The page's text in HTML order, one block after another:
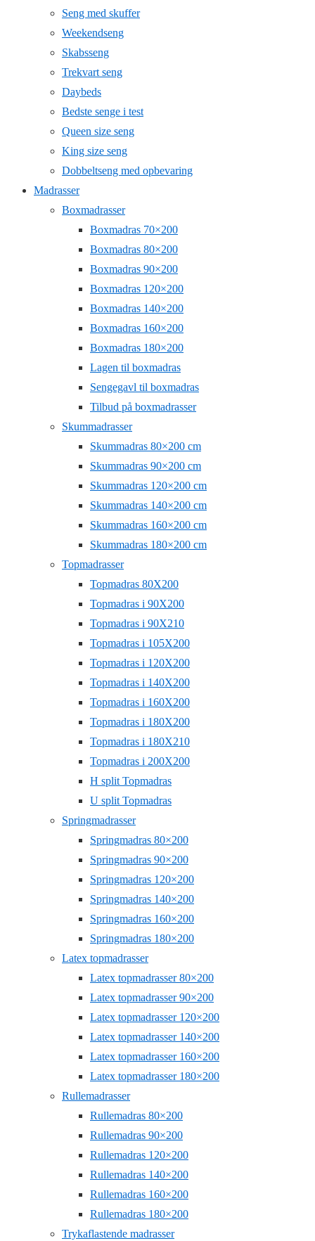
Seng med skuffer
Weekendseng
Skabsseng
Trekvart seng
Daybeds
Bedste senge i test
Queen size seng
King size seng
Dobbeltseng med opbevaring
Madrasser
Boxmadrasser
Boxmadras 70×200
Boxmadras 80×200
Boxmadras 90×200
Boxmadras 120×200
Boxmadras 140×200
Boxmadras 160×200
Boxmadras 180×200
Lagen til boxmadras
Sengegavl til boxmadras
Tilbud på boxmadrasser
Skummadrasser
Skummadras 80×200 cm
Skummadras 90×200 cm
Skummadras 120×200 cm
Skummadras 140×200 cm
Skummadras 160×200 cm
Skummadras 180×200 cm
Topmadrasser
Topmadras 80X200
Topmadras i 90X200
Topmadras i 90X210
Topmadras i 105X200
Topmadras i 120X200
Topmadras i 140X200
Topmadras i 160X200
Topmadras i 180X200
Topmadras i 180X210
Topmadras i 200X200
H split Topmadras
U split Topmadras
Springmadrasser
Springmadras 80×200
Springmadras 90×200
Springmadras 120×200
Springmadras 140×200
Springmadras 160×200
Springmadras 180×200
Latex topmadrasser
Latex topmadrasser 80×200
Latex topmadrasser 90×200
Latex topmadrasser 120×200
Latex topmadrasser 140×200
Latex topmadrasser 160×200
Latex topmadrasser 180×200
Rullemadrasser
Rullemadras 80×200
Rullemadras 90×200
Rullemadras 120×200
Rullemadras 140×200
Rullemadras 160×200
Rullemadras 180×200
Trykaflastende madrasser